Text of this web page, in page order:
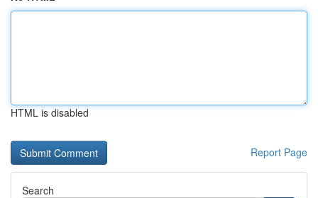
HTML is disabled
Report Page
Search